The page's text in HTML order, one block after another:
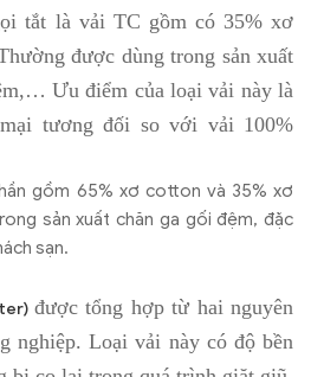
tắt là vải TC gồm có 35% xơ
được dùng trong sản xuất
Ưu điểm của loại vải này là
tương đối so với vải 100%
gồm 65% xơ cotton và 35% xơ
sản xuất chăn ga gối đệm, đặc
sạn.
được tổng hợp từ hai nguyên
nghiệp. Loại vải này có độ bền